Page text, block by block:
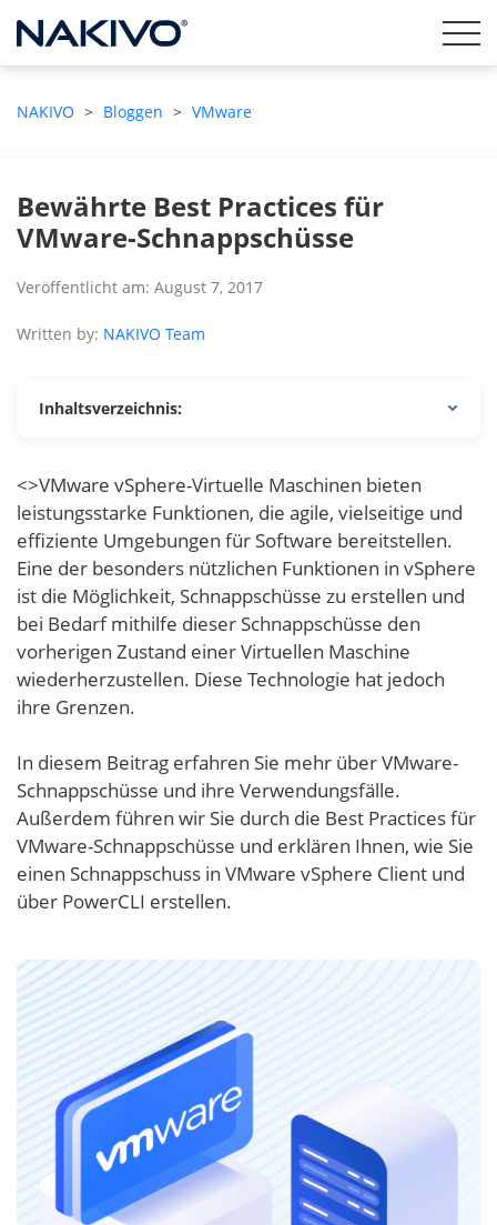
NAKIVO > Bloggen > VMware
Bewährte Best Practices für
VMware-Schnappschüsse
Veröffentlicht am: August 7, 2017
Written by: NAKIVO Team
Inhaltsverzeichnis:
<>VMware vSphere-Virtuelle Maschinen bieten
leistungsstarke Funktionen, die agile, vielseitige und
effiziente Umgebungen für Software bereitstellen.
Eine der besonders nützlichen Funktionen in vSphere
ist die Möglichkeit, Schnappschüsse zu erstellen und
bei Bedarf mithilfe dieser Schnappschüsse den
vorherigen Zustand einer Virtuellen Maschine
wiederherzustellen. Diese Technologie hat jedoch
ihre Grenzen.
In diesem Beitrag erfahren Sie mehr über VMware-
Schnappschüsse und ihre Verwendungsfälle.
Außerdem führen wir Sie durch die Best Practices für
VMware-Schnappschüsse und erklären Ihnen, wie Sie
einen Schnappschuss in VMware vSphere Client und
über PowerCLI erstellen.